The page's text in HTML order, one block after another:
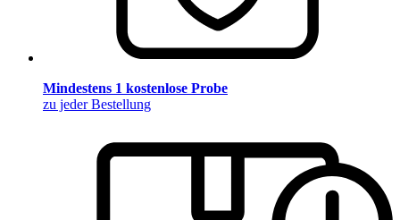
Mindestens 1 kostenlose Probe
zu jeder Bestellung